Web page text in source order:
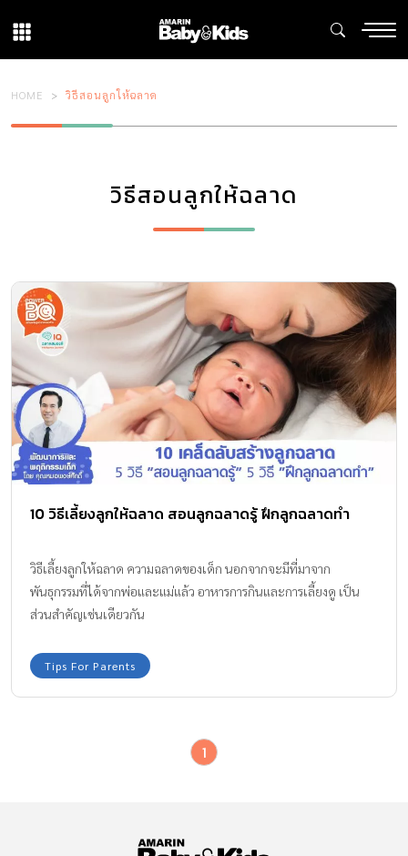
HOME วิธีสอนลูกให้ฉลาด
วิธีสอนลูกให้ฉลาด
10 วิธีเลี้ยงลูกให้ฉลาด สอนลูกฉลาดรู้ ฝึกลูกฉลาดทำ
วิธีเลี้ยงลูกให้ฉลาด ความฉลาดของเด็ก นอกจากจะมีที่มาจาก
พันธุกรรมที่ได้จากพ่อและแม่แล้ว อาหารการกินและการเลี้ยงดู เป็น
ส่วนสำคัญเช่นเดียวกัน
Tips For Parents
1